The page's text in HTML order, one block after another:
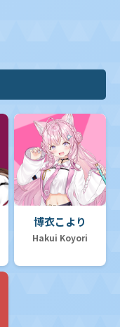
博衣こより
Hakui Koyori